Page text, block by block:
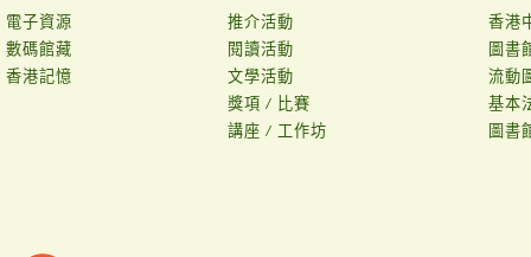
電子資源
數碼館藏
香港記憶
推介活動
閱讀活動
文學活動
獎項 / 比賽
講座 / 工作坊
香港
圖書
流動
基本
圖書